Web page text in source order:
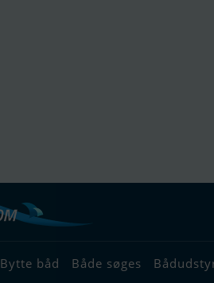
Bytte båd Både søges